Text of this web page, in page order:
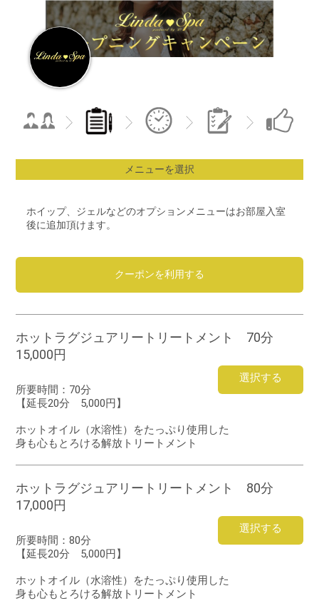
メニューを選択
ホイップ、ジェルなどのオプションメニューはお部屋入室
後に追加頂けます。
クーポンを利用する
ホットラグジュアリートリートメント 70分
15,000円
選択する
所要時間： 70分
【延長20分 5,000円】
ホットオイル（水溶性）をたっぷり使用した
身も心もとろける解放トリートメント
ホットラグジュアリートリートメント 80分
17,000円
選択する
所要時間：80分
【延長20分 5,000円】
ホットオイル（水溶性）をたっぷり使用した
身も心もとろける解放トリートメント